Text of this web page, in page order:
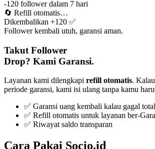
-120 follower dalam 7 hari
🔄 Refill otomatis…
Dikembalikan +120 ✅
Follower kembali utuh, garansi aman.
Takut Follower
Drop? Kami Garansi.
Layanan kami dilengkapi refill otomatis.
periode garansi, kami isi ulang tanpa kamu
✅ Garansi uang kembali kalau gagal total
✅ Refill otomatis untuk layanan ber-
✅ Riwayat saldo transparan
Cara Pakai Socio.id